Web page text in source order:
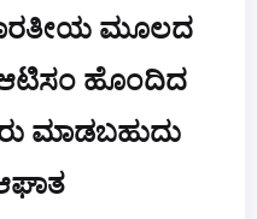
ಮೂಲದ
ಆಟಿಸಂ ಹೊಂದಿದ
ಮಾಡಬಹುದು